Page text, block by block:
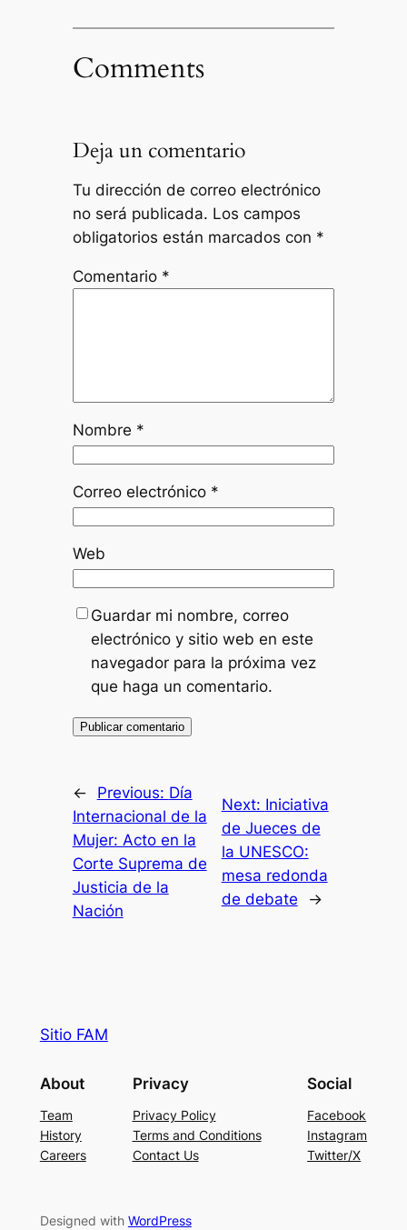
Comments
Deja un comentario
Tu dirección de correo electrónico
no será publicada. Los campos
obligatorios están marcados con *
Comentario *
Nombre *
Correo electrónico *
Web
Guardar mi nombre, correo
electrónico y sitio web en este
navegador para la próxima vez
que haga un comentario.
← Previous: Día
Internacional de la
Mujer: Acto en la
Corte Suprema de
Justicia de la
Nación
Next: Iniciativa
de Jueces de
la UNESCO:
mesa redonda
de debate
→
Sitio FAM
About
Team
History
Careers
Privacy
Privacy Policy
Terms and Conditions
Contact Us
Social
Facebook
Instagram
Twitter/X
Designed with WordPress